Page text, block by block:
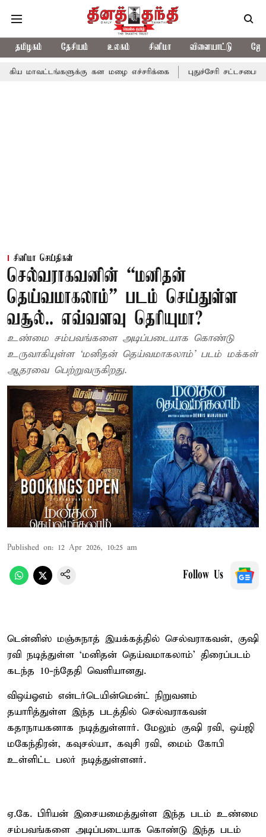
தமிழகம் தேசியம் உலகம் சினிமா விளையாட்டு
கன மழை எச்சரிக்கை புதுச்சேரி சட்டசபையில் வரும்
சினிமா செய்திகள்
செல்வராகவனின் “மனிதன்
தெய்வமாகலாம்” படம் செய்துள்ள
வசூல்.. எவ்வளவு தெரியுமா?
உண்மை சம்பவங்களை அடிப்படையாக கொண்டு
உருவாகியுள்ள ‘மனிதன் தெய்வமாகலாம்’ படம் மக்கள்
ஆதரவை பெற்றுவருகிறது.
Published on: 12 Apr 2026, 10:25 am
Follow Us
டென்னிஸ் மஞ்சுநாத் இயக்கத்தில் செல்வராகவன், குஷி
ரவி நடித்துள்ள ‘மனிதன் தெய்வமாகலாம்’ திரைப்படம்
கடந்த 10-ந்தேதி வெளியானது.
விஒய்ஓஎம் என்டர்டெயின்மென்ட் நிறுவனம்
தயாரித்துள்ள இந்த படத்தில் செல்வராகவன்
கதாநாயகனாக நடித்துள்ளார். மேலும் குஷி ரவி, ஒய்ஜி
மகேந்திரன், கவுசல்யா, கவுசி ரவி, மைம் கோபி
உள்ளிட்ட பலர் நடித்துள்ளனர்.
ஏ.கே. பிரியன் இசையமைத்துள்ள இந்த படம் உண்மை
சம்பவங்களை அடிப்படையாக கொண்டு இந்த படம்